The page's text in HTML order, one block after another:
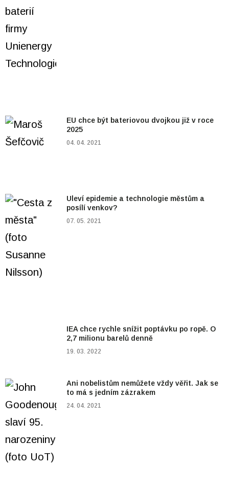
EU chce být bateriovou dvojkou již v roce
2025
04. 04. 2021
Uleví epidemie a technologie městům a
posílí venkov?
07. 05. 2021
IEA chce rychle snížit poptávku po ropě. O
2,7 milionu barelů denně
19. 03. 2022
Ani nobelistům nemůžete vždy věřit. Jak se
to má s jedním zázrakem
24. 04. 2021